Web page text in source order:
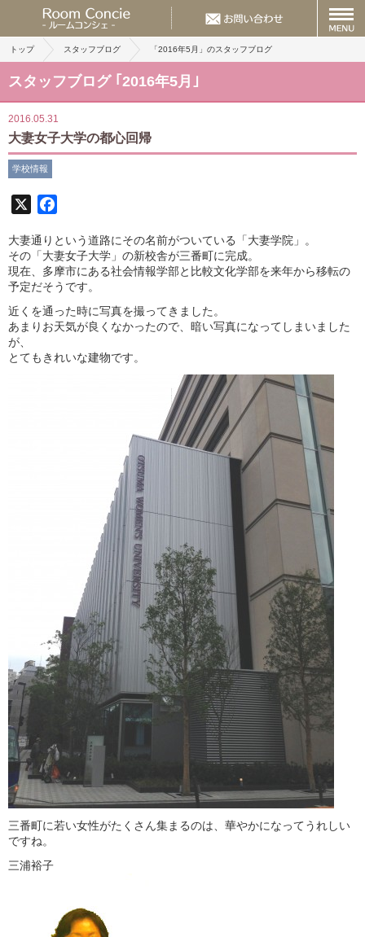
トップ スタッフブログ 「2016年5月」のスタッフブログ
スタッフブログ ｢2016年5月｣
2016.05.31
大妻女子大学の都心回帰
学校情報
大妻通りという道路にその名前がついている「大妻学院」。
その「大妻女子大学」の新校舎が三番町に完成。
現在、多摩市にある社会情報学部と比較文化学部を来年から移転の
予定だそうです。
近くを通った時に写真を撮ってきました。
あまりお天気が良くなかったので、暗い写真になってしまいました
が、
とてもきれいな建物です。
三番町に若い女性がたくさん集まるのは、華やかになってうれしい
ですね。
三浦裕子